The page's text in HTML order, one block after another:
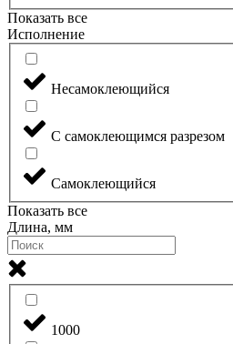
Показать все
Исполнение
Несамоклеющийся
С самоклеющимся разрезом
Самоклеющийся
Показать все
Длина, мм
1000